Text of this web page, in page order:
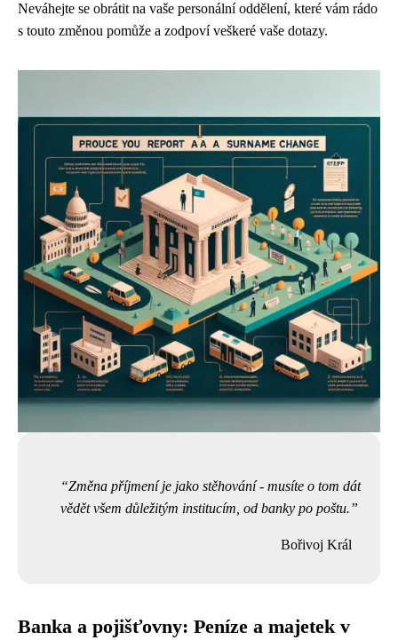
Neváhejte se obrátit na vaše personální oddělení, které vám rádo
s touto změnou pomůže a zodpoví veškeré vaše dotazy.
Změna příjmení je jako stěhování - musíte o tom dát
vědět všem důležitým institucím, od banky po poštu.
Bořivoj Král
Banka a pojišťovny: Peníze a majetek v